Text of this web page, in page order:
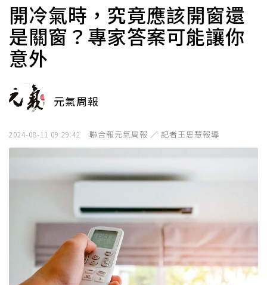
開冷氣時，究竟應該開窗還
是關窗？專家答案可能讓你
意外
元氣周報
2024-08-11 09:29:42 聯合報元氣周報 ／ 記者王思慧報導